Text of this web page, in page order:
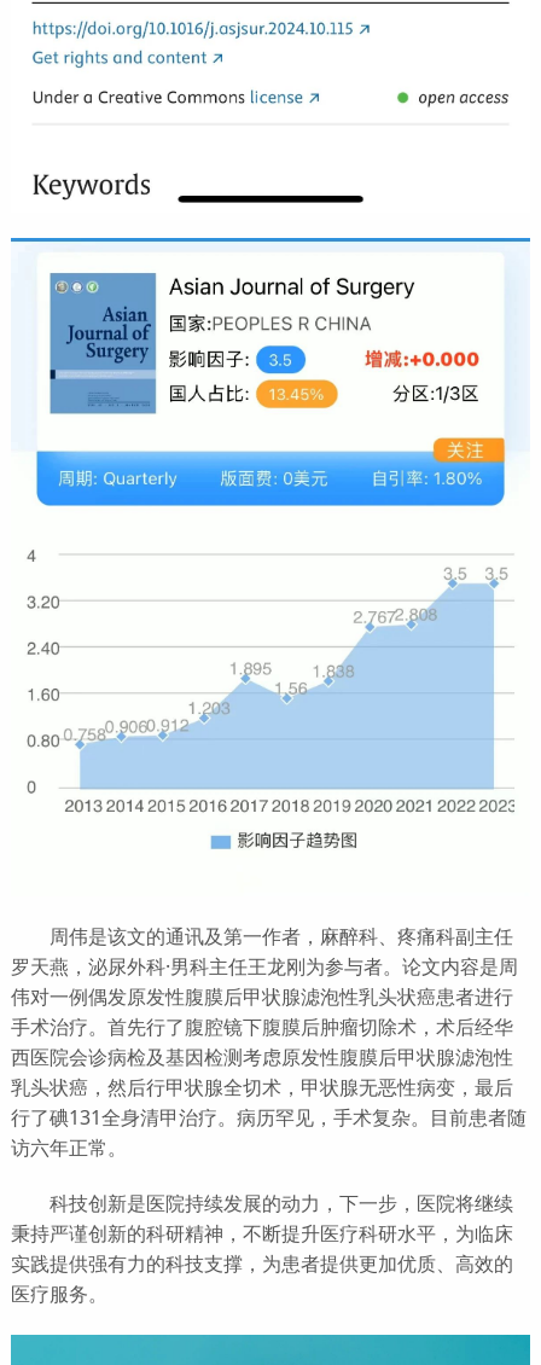
周伟是该文的通讯及第一作者，麻醉科、疼痛科副主任
罗天燕，泌尿外科·男科主任王龙刚为参与者。论文内容是周
伟对一例偶发原发性腹膜后甲状腺滤泡性乳头状癌患者进行
手术治疗。首先行了腹腔镜下腹膜后肿瘤切除术，术后经华
西医院会诊病检及基因检测考虑原发性腹膜后甲状腺滤泡性
乳头状癌，然后行甲状腺全切术，甲状腺无恶性病变，最后
行了碘131全身清甲治疗。病历罕见，手术复杂。目前患者随
访六年正常。
科技创新是医院持续发展的动力，下一步，医院将继续
秉持严谨创新的科研精神，不断提升医疗科研水平，为临床
实践提供强有力的科技支撑，为患者提供更加优质、高效的
医疗服务。